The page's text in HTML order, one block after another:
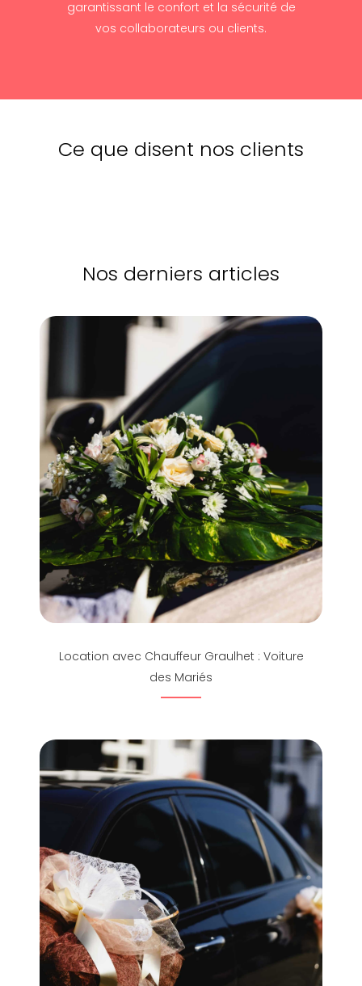
garantissant le confort et la sécurité de
vos collaborateurs ou clients.
Ce que disent nos clients
Nos derniers articles
Location avec Chauffeur Graulhet : Voiture
des Mariés